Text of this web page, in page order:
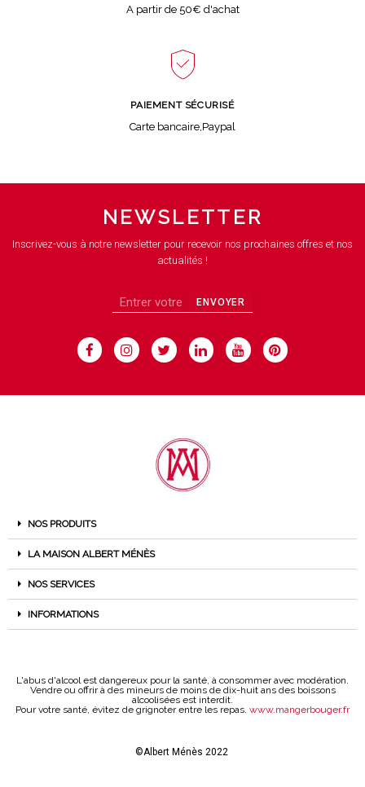
A partir de 50€ d'achat
PAIEMENT SÉCURISÉ
Carte bancaire,Paypal
NEWSLETTER
Inscrivez-vous à notre newsletter pour recevoir nos prochaines offres et nos
actualités !
ENVOYER
NOS PRODUITS
LA MAISON ALBERT MÉNÈS
NOS SERVICES
INFORMATIONS
L'abus d'alcool est dangereux pour la santé, à consommer avec modération.
Vendre ou offrir à des mineurs de moins de dix-huit ans des boissons
alcoolisées est interdit.
Pour votre santé, évitez de grignoter entre les repas. www.mangerbouger.fr
©Albert Ménès 2022